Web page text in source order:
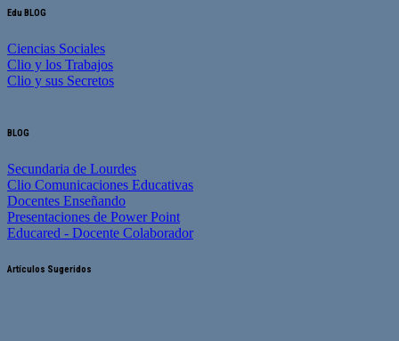
Edu BLOG
Ciencias Sociales
Clio y los Trabajos
Clio y sus Secretos
BLOG
Secundaria de Lourdes
Clio Comunicaciones Educativas
Docentes Enseñando
Presentaciones de Power Point
Educared - Docente Colaborador
Artículos Sugeridos